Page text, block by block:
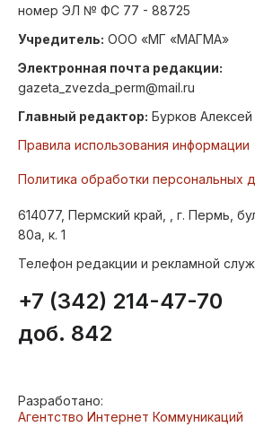
номер ЭЛ № ФС 77 - 88725
Учредитель: ООО «МГ «МАГМА»
Электронная почта редакции:
gazeta_zvezda_perm@mail.ru
Главный редактор: Бурков
Правила использования информации
Политика обработки персональных
614077, Пермский край, , г. Пермь,
80а, к. 1
Телефон редакции и рекламной
+7 (342) 214-47-70
доб. 842
Разработано:
Агентство Интернет Коммуникаций